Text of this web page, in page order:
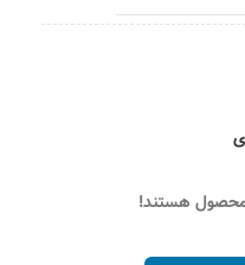
محصول هستند!